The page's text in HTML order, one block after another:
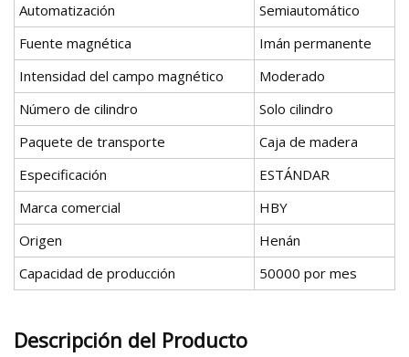
Automatización
Semiautomático
Fuente magnética
Imán permanente
Intensidad del campo magnético
Moderado
Número de cilindro
Solo cilindro
Paquete de transporte
Caja de madera
Especificación
ESTÁNDAR
Marca comercial
HBY
Origen
Henán
Capacidad de producción
50000 por mes
Descripción del Producto